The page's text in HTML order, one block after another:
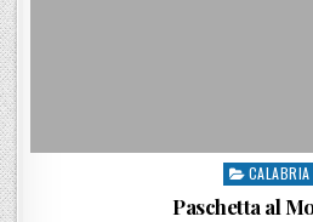
Posted in
CALABRIA
Paschetta al